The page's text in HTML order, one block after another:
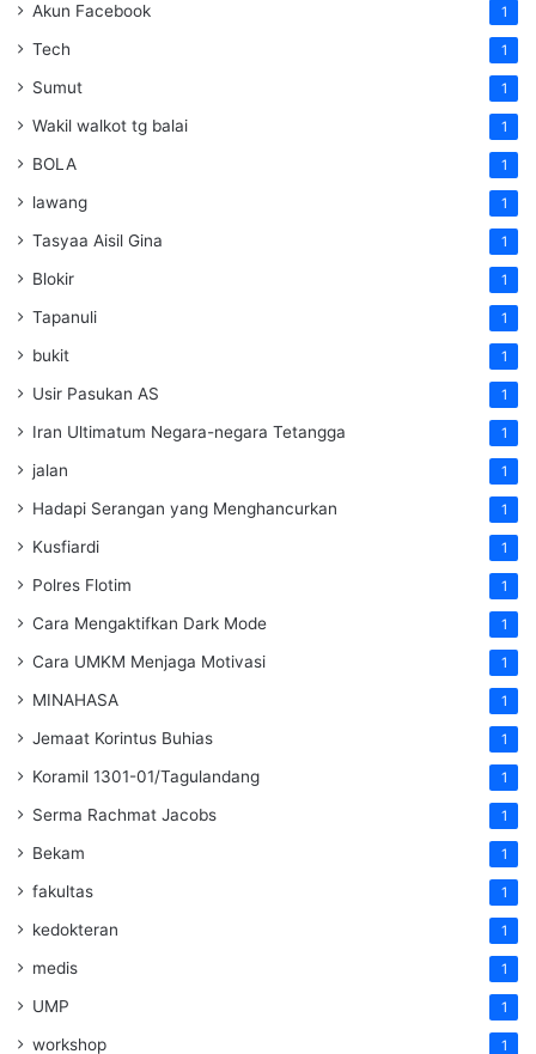
Akun Facebook 1
Tech 1
Sumut 1
Wakil walkot tg balai 1
BOLA 1
lawang 1
Tasyaa Aisil Gina 1
Blokir 1
Tapanuli 1
bukit 1
Usir Pasukan AS 1
Iran Ultimatum Negara-negara Tetangga 1
jalan 1
Hadapi Serangan yang Menghancurkan 1
Kusfiardi 1
Polres Flotim 1
Cara Mengaktifkan Dark Mode 1
Cara UMKM Menjaga Motivasi 1
MINAHASA 1
Jemaat Korintus Buhias 1
Koramil 1301-01/Tagulandang 1
Serma Rachmat Jacobs 1
Bekam 1
fakultas 1
kedokteran 1
medis 1
UMP 1
workshop 1